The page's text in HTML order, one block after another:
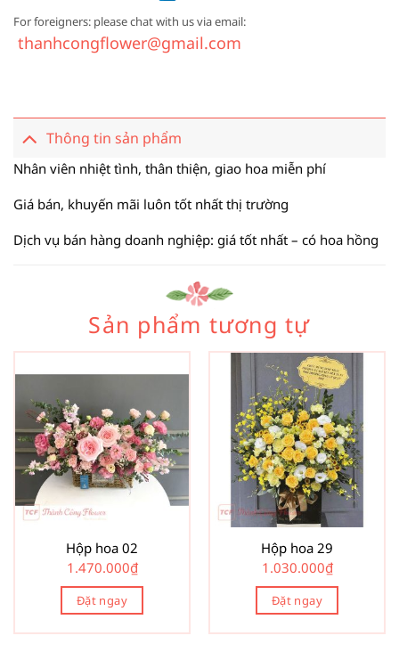
For foreigners: please chat with us via email:
thanhcongflower@gmail.com
Thông tin sản phẩm
Nhân viên nhiệt tình, thân thiện, giao hoa miễn phí
Giá bán, khuyến mãi luôn tốt nhất thị trường
Dịch vụ bán hàng doanh nghiệp: giá tốt nhất – có hoa hồng
Sản phẩm tương tự
Hộp hoa 02
1.470.000₫
Đặt ngay
Hộp hoa 29
1.030.000₫
Đặt ngay